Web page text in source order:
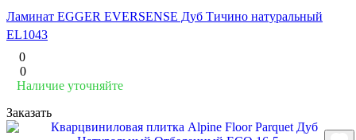
Ламинат EGGER EVERSENSE Дуб Тичино натуральный
EL1043
0
0
Наличие уточняйте
Заказать